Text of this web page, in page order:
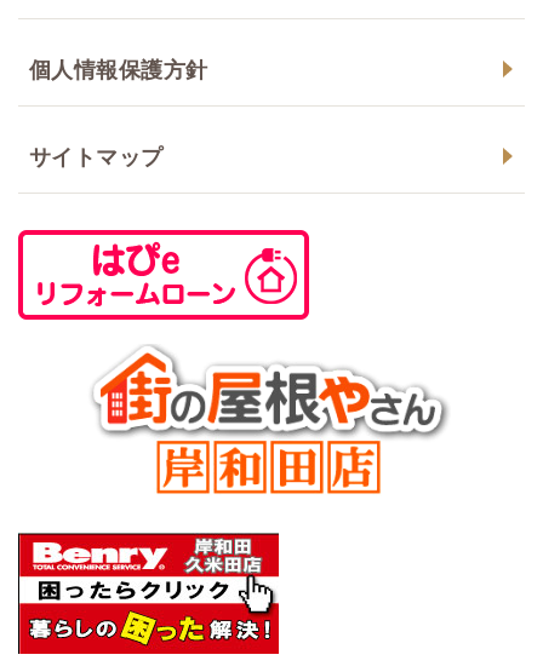
個人情報保護方針
サイトマップ